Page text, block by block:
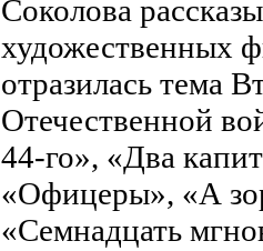
Соколова
художественных
отразилась тема
Отечественной
44-го», «Два
«Офицеры», «А
«Семнадцать